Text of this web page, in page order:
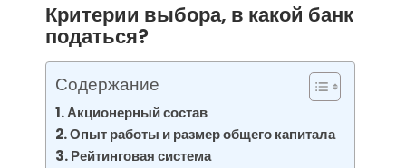
Критерии выбора, в какой банк
податься?
Содержание
Акционерный состав
Опыт работы и размер общего капитала
Рейтинговая система